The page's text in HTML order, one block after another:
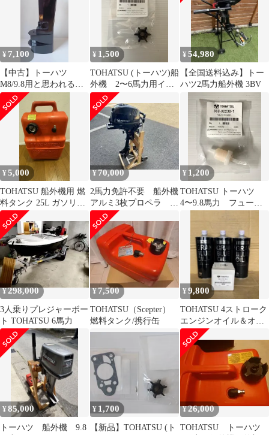
¥ 7,100
【中古】トーハツ
M8/9.8用と思われるド
ライブシャフトハウジ
ング
¥ 1,500
TOHATSU (トーハツ)船
外機 2〜6馬力用イン
ペラ
¥54,980
【全国送料込み】トー
ハツ2馬力船外機 3BV
¥5,000
TOHATSU 船外機用 燃
料タンク 25L ガソリン
タンク
¥70,000
2馬力免許不要 船外機
アルミ3枚プロペラ 大
阪 手渡しのみ対応
¥ 1,200
TOHATSU トーハツ
4〜9.8馬力 フューエ
¥298,000
3人乗りプレジャーボー
ト TOHATSU 6馬力
¥7,500
TOHATSU（Scepter）
燃料タンク/携行缶
¥9,800
TOHATSU 4ストローク
エンジンオイル＆オイ
ルフィルター
¥85,000
トーハツ 船外機 9.8
¥ 1,700
【新品】TOHATSU (ト
¥26,000
TOHATSU トーハツ